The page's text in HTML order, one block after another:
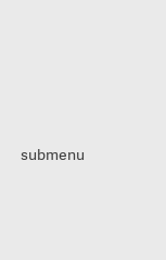
submenu